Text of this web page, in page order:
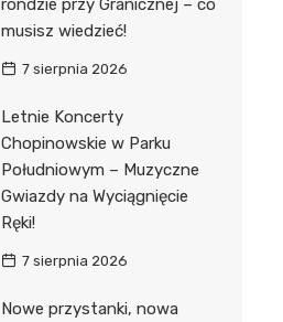
rondzie przy Granicznej – co
musisz wiedzieć!
7 sierpnia 2026
Letnie Koncerty
Chopinowskie w Parku
Południowym – Muzyczne
Gwiazdy na Wyciągnięcie
Ręki!
7 sierpnia 2026
Nowe przystanki, nowa